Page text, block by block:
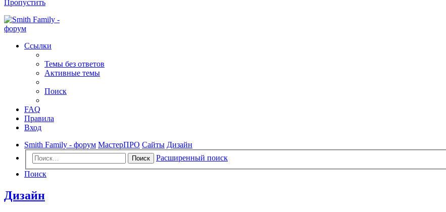
Пропустить
Ссылки
Темы без ответов
Активные темы
Поиск
FAQ
Правила
Вход
Smith Family - форум МастерПРО Сайты Дизайн
Поиск
Расширенный поиск
Поиск
Дизайн